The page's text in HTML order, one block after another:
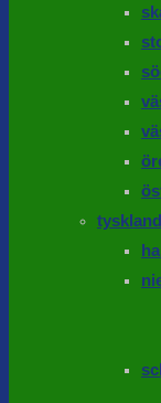
tyskland